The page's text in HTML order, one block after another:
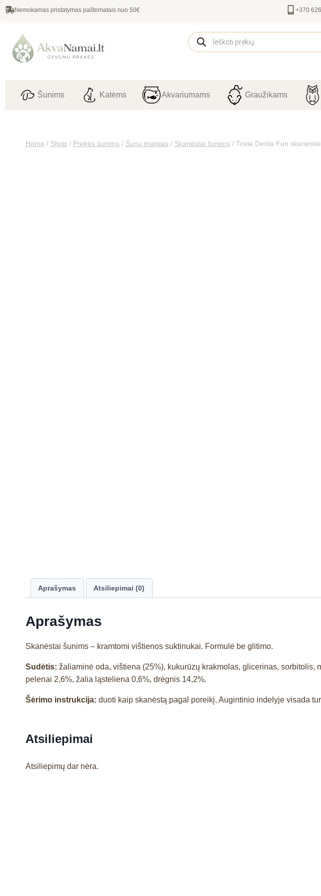
Nemokamas pristatymas paštomatais nuo 50€ +370
Šunims Katėms Akvariumams Graužikams
Home / Shop / Prekės šunims / Šunų maistas / Skanėstai šunims / Trixie Denta Fun
Aprašymas Atsiliepimai (0)
Aprašymas
Skanėstai šunims – kramtomi vištienos suktinukai. Formulė be glitimo.
Sudėtis: žaliaminė oda, vištiena (25%), kukurūzų krakmolas, glicerinas, sorbitolis,
pelenai 2,6%, žalia ląsteliena 0,6%, drėgnis 14,2%.
Šėrimo instrukcija: duoti kaip skanėstą pagal poreikį. Augintinio indelyje visada
Atsiliepimai
Atsiliepimų dar nėra.